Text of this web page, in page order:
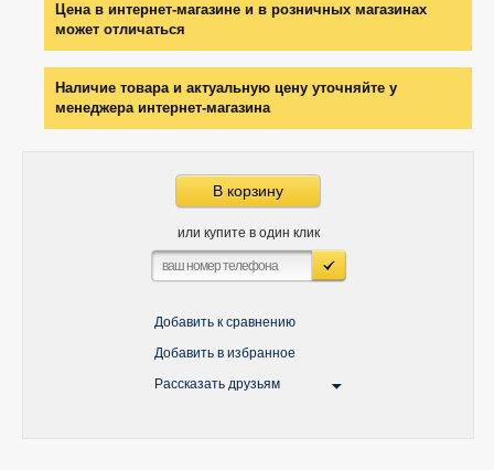
Цена в интернет-магазине и в розничных магазинах
может отличаться
Наличие товара и актуальную цену уточняйте у
менеджера интернет-магазина
В корзину
или купите в один клик
Добавить к сравнению
Добавить в избранное
Рассказать друзьям